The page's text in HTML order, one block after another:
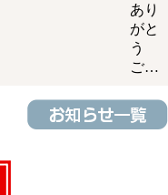
あり
がと
う
ご…